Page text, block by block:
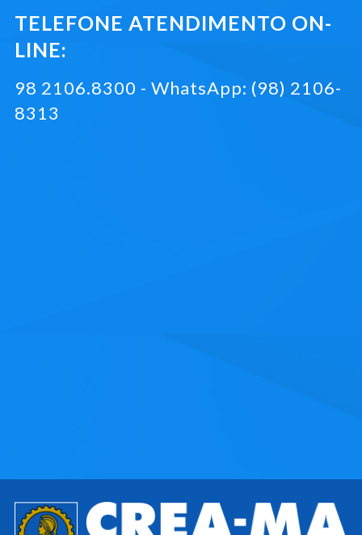
TELEFONE ATENDIMENTO ON-
LINE:
98 2106.8300 - WhatsApp: (98) 2106-
8313